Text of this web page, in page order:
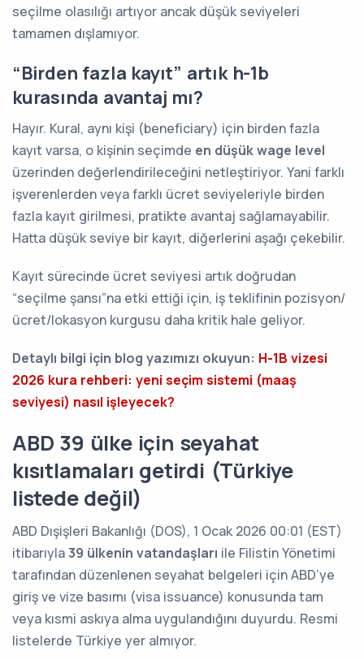
seçilme olasılığı artıyor ancak düşük seviyeleri
tamamen dışlamıyor.
“Birden fazla kayıt” artık h-1b
kurasında avantaj mı?
Hayır. Kural, aynı kişi (beneficiary) için birden fazla
kayıt varsa, o kişinin seçimde en düşük wage level
üzerinden değerlendirileceğini netleştiriyor. Yani farklı
işverenlerden veya farklı ücret seviyeleriyle birden
fazla kayıt girilmesi, pratikte avantaj sağlamayabilir.
Hatta düşük seviye bir kayıt, diğerlerini aşağı çekebilir.
Kayıt sürecinde ücret seviyesi artık doğrudan
“seçilme şansı”na etki ettiği için, iş teklifinin pozisyon/
ücret/lokasyon kurgusu daha kritik hale geliyor.
Detaylı bilgi için blog yazımızı okuyun: H-1B vizesi
2026 kura rehberi: yeni seçim sistemi (maaş
seviyesi) nasıl işleyecek?
ABD 39 ülke için seyahat
kısıtlamaları getirdi (Türkiye
listede değil)
ABD Dışişleri Bakanlığı (DOS), 1 Ocak 2026 00:01 (EST)
itibarıyla39 ülkenin vatandaşları ile Filistin Yönetimi
tarafından düzenlenen seyahat belgeleri için ABD’ye
giriş ve vize basımı (visa issuance) konusunda tam
veya kısmi askıya alma uygulandığını duyurdu. Resmi
listelerde Türkiye yer almıyor.